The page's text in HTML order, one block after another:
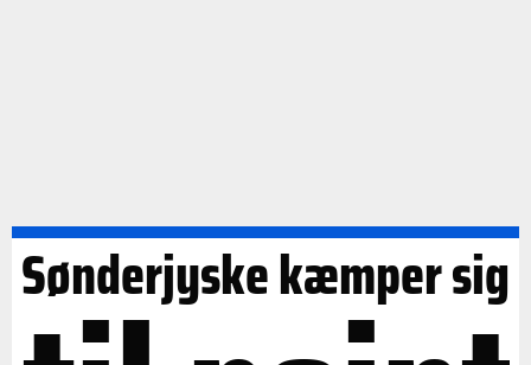
Sønderjyske kæmper sig